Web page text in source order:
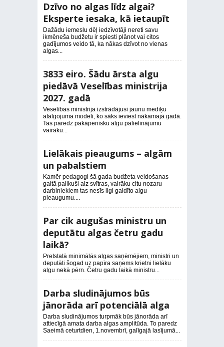
Dzīvo no algas līdz algai?
Eksperte iesaka, kā ietaupīt
Dažādu iemeslu dēļ iedzīvotāji nereti savu
ikmēneša budžetu ir spiesti plānot vai citos
gadījumos veido tā, ka nākas dzīvot no vienas
algas...
3833 eiro. Šādu ārsta algu
piedāvā Veselības ministrija
2027. gadā
Veselības ministrija izstrādājusi jaunu mediķu
atalgojuma modeli, ko sāks ieviest nākamajā gadā.
Tas paredz pakāpenisku algu palielinājumu
vairāku...
Lielākais pieaugums – algām
un pabalstiem
Kamēr pedagogi šā gada budžeta veidošanas
gaitā palikuši aiz svītras, vairāku citu nozaru
darbiniekiem tas nesīs ilgi gaidīto algu
pieaugumu....
Par cik augušas ministru un
deputātu algas četru gadu
laikā?
Pretstatā minimālās algas saņēmējiem, ministri un
deputāti šogad uz papīra saņems krietni lielāku
algu nekā pērn. Četru gadu laikā ministru...
Darba sludinājumos būs
jānorāda arī potenciālā alga
Darba sludinājumos turpmāk būs jānorāda arī
attiecīgā amata darba algas amplitūda. To paredz
Saeimā ceturtdien, 1.novembrī, galīgajā lasījumā...